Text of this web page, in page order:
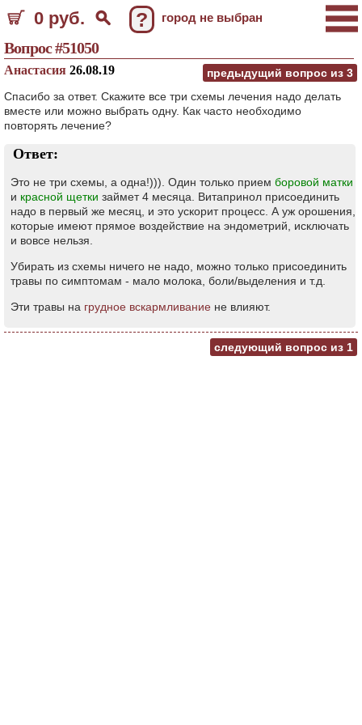
0 руб. ? город не выбран
Вопрос #51050
предыдущий вопрос из 3
Анастасия 26.08.19
Спасибо за ответ. Скажите все три схемы лечения надо делать
вместе или можно выбрать одну. Как часто необходимо
повторять лечение?
Ответ:
Это не три схемы, а одна!))). Один только прием боровой матки
и красной щетки займет 4 месяца. Витапринол присоединить
надо в первый же месяц, и это ускорит процесс. А уж орошения,
которые имеют прямое воздействие на эндометрий, исключать
и вовсе нельзя.
Убирать из схемы ничего не надо, можно только присоединить
травы по симптомам - мало молока, боли/выделения и т.д.
Эти травы на грудное вскармливание не влияют.
следующий вопрос из 1